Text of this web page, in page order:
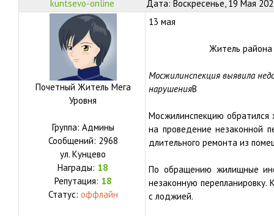
kuntsevo-online Дата: Воскресенье, 19 Мая
Почетный Житель Мега
Уровня
Группа: Админы
Сообщений: 2968
ул. Кунцево
Награды: 18
Репутация: 18
Статус: оффлайн
13 мая
Житель района
Мосжилинспекция выявила
нарушенияВ
Мосжилинспекцию
на проведение незаконной
длительного ремонта из
По обращению жилищные
незаконную перепланировку.
с лоджией.